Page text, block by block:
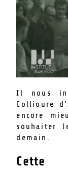
Il nous
Collioure
encore
souhaiter
demain.
Cette